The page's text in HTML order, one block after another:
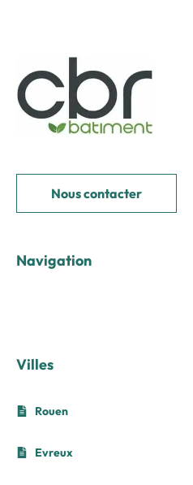
Nous contacter
Navigation
Villes
Rouen
Evreux